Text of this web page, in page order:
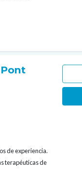
de experiencia.
terapéuticas de